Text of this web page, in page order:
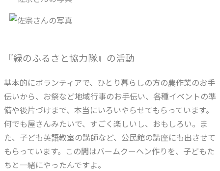
『緑のふるさと協力隊』の活動
基本的にボランティアで、ひとり暮らしの方の農作業のお手
伝いから、お祭など地域行事のお手伝い、各種イベントの準
備や後片づけまで、本当にいろいやらせてもらっています。
何でも屋さんみたいで、すごく楽しいし、おもしろい。ま
た、子ども英語教室の講師など、公民館の講座にも出させて
もらっています。この間はバームクーヘン作りを、子どもた
ちと一緒にやったんですよ。